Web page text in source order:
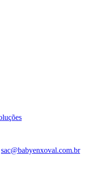
sac@babyenxoval.com.br